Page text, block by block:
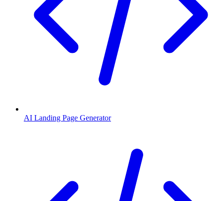
AI Landing Page Generator